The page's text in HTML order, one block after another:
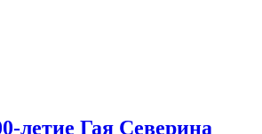
летие Гая Северина